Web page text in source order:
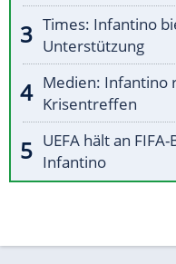
Times: Infantino
Unterstützung
Medien: Infantino
Krisentreffen
UEFA hält an
Infantino